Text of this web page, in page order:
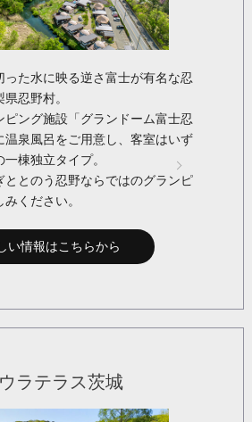
った水に映る逆さ富士が有名な忍
忍野村。
ピング施設「グランドーム富士忍
温泉風呂をご用意し、客室はいず
棟独立タイプ。
ととのう忍野ならではのグランピ
ください。
い情報はこちらから
ラテラス茨城